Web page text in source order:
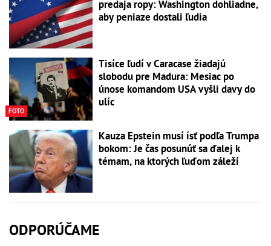
predaja ropy: Washington dohliadne,
aby peniaze dostali ľudia
FOTO
Tisíce ľudí v Caracase žiadajú
slobodu pre Madura: Mesiac po
únose komandom USA vyšli davy do
ulíc
Kauza Epstein musí ísť podľa Trumpa
bokom: Je čas posunúť sa ďalej k
témam, na ktorých ľuďom záleží
ODPORÚČAME